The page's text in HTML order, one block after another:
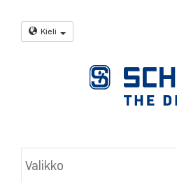
Kieli
Valikko